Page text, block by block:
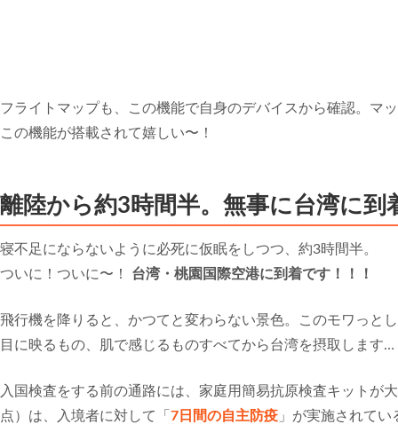
フライトマップも、この機能で自身のデバイスから確認。マ
この機能が搭載されて嬉しい〜！
離陸から約3時間半。無事に台湾に到
寝不足にならないように必死に仮眠をしつつ、約3時間半。
ついに！ついに〜！ 台湾・桃園国際空港に到着です！！！
飛行機を降りると、かつてと変わらない景色。このモワっと
目に映るもの、肌で感じるものすべてから台湾を摂取します…
入国検査をする前の通路には、家庭用簡易抗原検査キットが
点）は、入境者に対して「 7日間の自主防疫 」が実施されて